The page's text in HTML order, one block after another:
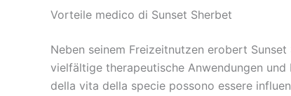
Vorteile medico di Sunset Sherbet
Neben seinem Freizeitnutzen erobert
vielfältige therapeutische Anwendungen
della vita della specie possono essere